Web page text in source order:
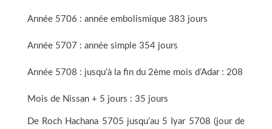
Année 5706 : année embolismique 383 jours
Année 5707 : année simple 354 jours
Année 5708 : jusqu’à la fin du 2ème mois d’Adar : 208
Mois de Nissan + 5 jours : 35 jours
De Roch Hachana 5705 jusqu’au 5 Iyar 5708 (jour de